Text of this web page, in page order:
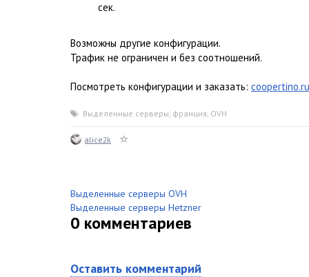
сек.
Возможны другие конфигурации.
Трафик не ограничен и без соотношений.
Посмотреть конфигурации и заказать:
Выделенные серверы, франция, OVH
alice2k
Выделенные серверы OVH
Выделенные серверы Hetzner
0 комментариев
Оставить комментарий